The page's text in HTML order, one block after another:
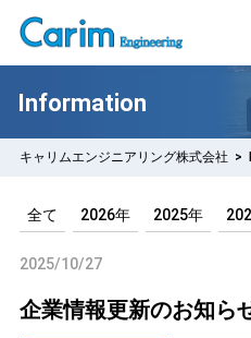
Information
キャリムエンジニアリング株式会社 >
全て 2026年 2025年
2025/10/27
企業情報更新のお知ら